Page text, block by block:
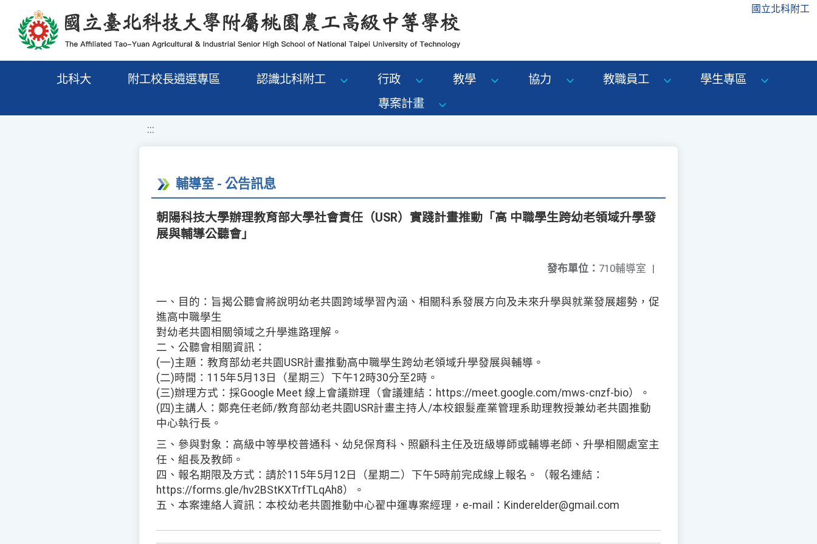
移至網頁之主要內容區位置 國立北科附工
北科大 附工校長遴選專區 認識北科附工 行政 教學 協力 教職員工
學生專區
專案計畫
:::
輔導室 - 公告訊息
朝陽科技大學辦理教育部大學社會責任（USR）實踐計畫推動「高 中職學生跨幼老領域升學發
展與輔導公聽會」
發布單位： 710輔導室 |
一、目的：旨揭公聽會將說明幼老共園跨域學習內涵、相關科系發展方向及未來升學與就業發展趨勢，促
進高中職學生
對幼老共園相關領域之升學進路理解。
二、公聽會相關資訊：
(一)主題：教育部幼老共園USR計畫推動高中職學生跨幼老領域升學發展與輔導。
(二)時間：115年5月13日（星期三）下午12時30分至2時。
(三)辦理方式：採Google Meet 線上會議辦理（會議連結：https://meet.google.com/mws-cnzf-bio）。
(四)主講人：鄭堯任老師/教育部幼老共園USR計畫主持人/本校銀髮產業管理系助理教授兼幼老共園推動
中心執行長。
三、參與對象：高級中等學校普通科、幼兒保育科、照顧科主任及班級導師或輔導老師、升學相關處室主
任、組長及教師。
四、報名期限及方式：請於115年5月12日（星期二）下午5時前完成線上報名。（報名連結：
https://forms.gle/hv2BStKXTrfTLqAh8）。
五、本案連絡人資訊：本校幼老共園推動中心翟中運專案經理，e-mail：Kinderelder@gmail.com